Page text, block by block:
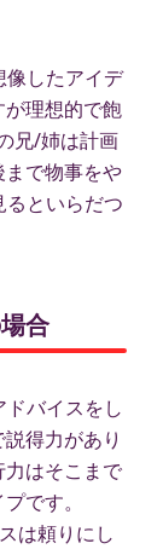
したアイデ
理想的で飽
兄/姉は計画
で物事をや
といらだつ
合
バイスをし
得力があり
はそこまで
です。
は頼りにし